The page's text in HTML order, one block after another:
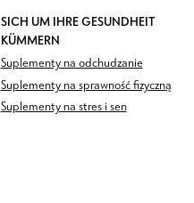
SICH UM IHRE GESUNDHEIT
KÜMMERN
Suplementy na odchudzanie
Suplementy na sprawność fizyczną
Suplementy na stres i sen